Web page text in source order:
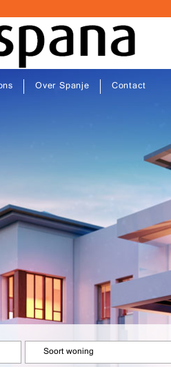
Over Spanje Contact
Soort woning